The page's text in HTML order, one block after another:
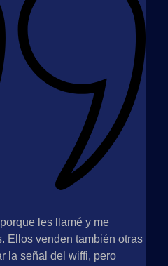
les llamé y me
Ellos venden también otras
la señal del wiffi, pero